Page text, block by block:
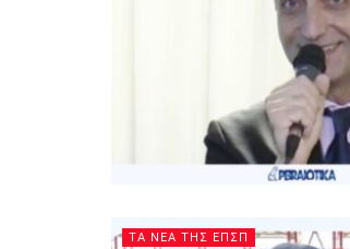
ΤΑ ΝΕΑ ΤΗΣ ΕΠΣΠ